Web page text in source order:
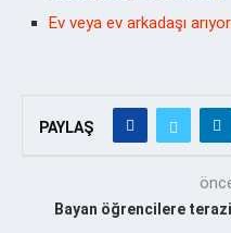
Ev veya ev arkadaşı
PAYLAŞ
Bayan öğrencilere